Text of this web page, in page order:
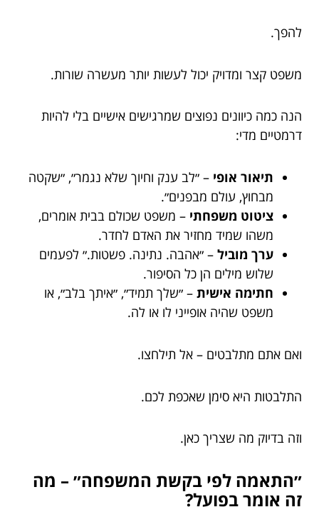
להפך.
משפט קצר ומדויק יכול לעשות יותר מעשרה שורות.
הנה כמה כיוונים נפוצים שמרגישים אישיים בלי להיות
דרמטיים מדי:
תיאור אופי – ״לב ענק וחיוך שלא נגמר״, ״שקטה
מבחוץ, עולם מבפנים״.
ציטוט משפחתי – משפט שכולם בבית אומרים,
משהו שמיד מחזיר את האדם לחדר.
ערך מוביל – ״אהבה. נתינה. פשטות.״ לפעמים
שלוש מילים הן כל הסיפור.
חתימה אישית – ״שלך תמיד״, ״איתך בלב״, או
משפט שהיה אופייני לו או לה.
ואם אתם מתלבטים – אל תילחצו.
התלבטות היא סימן שאכפת לכם.
וזה בדיוק מה שצריך כאן.
״התאמה לפי בקשת המשפחה״ – מה
זה אומר בפועל?